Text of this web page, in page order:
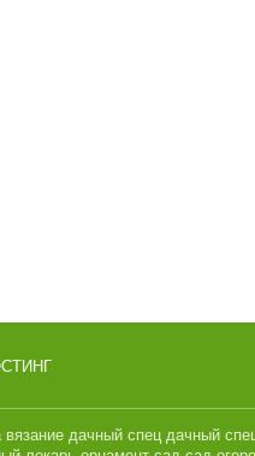
вязание дачный спец дачный